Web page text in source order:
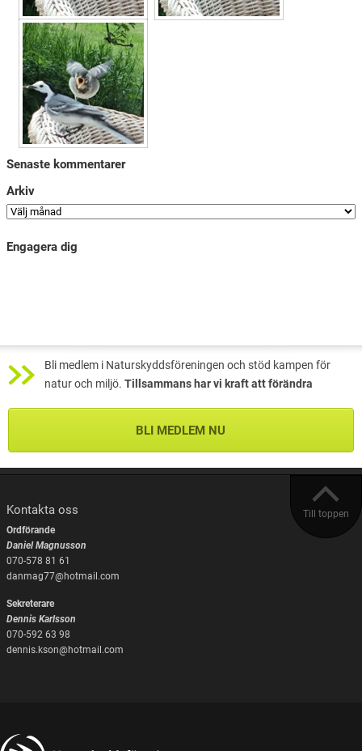
Senaste kommentarer
Arkiv
Engagera dig
Bli medlem i Naturskyddsföreningen och stöd kampen för
natur och miljö. Tillsammans har vi kraft att förändra
BLI MEDLEM NU
Till toppen
Kontakta oss
Ordförande
Daniel Magnusson
070-578 81 61
danmag77@hotmail.com
Sekreterare
Dennis Karlsson
070-592 63 98
dennis.kson@hotmail.com